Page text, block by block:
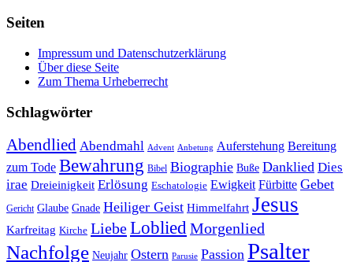
Seiten
Impressum und Datenschutzerklärung
Über diese Seite
Zum Thema Urheberrecht
Schlagwörter
Abendlied Abendmahl Advent Anbetung Auferstehung Bereitung
zum Tode Bewahrung Bibel Biographie Buße Danklied Dies
irae Dreieinigkeit Erlösung Eschatologie Ewigkeit Fürbitte Gebet
Gericht Glaube Gnade Heiliger Geist Himmelfahrt Jesus
Karfreitag Kirche LiebeLobliedMorgenlied
Nachfolge Neujahr Ostern Parusie Passion Psalter